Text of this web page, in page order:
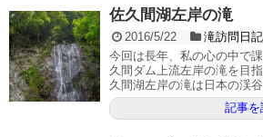
佐久間湖左岸の滝
2016/5/22 滝訪問日記
今回は長年、私の心の中で
久間ダム上流左岸の滝を目
久間湖左岸の滝は日本の渓
記事を